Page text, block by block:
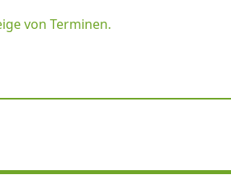
von Terminen.